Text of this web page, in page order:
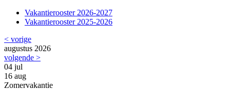
Vakantierooster 2026-2027
Vakantierooster 2025-2026
< vorige
augustus 2026
volgende >
04 jul
16 aug
Zomervakantie